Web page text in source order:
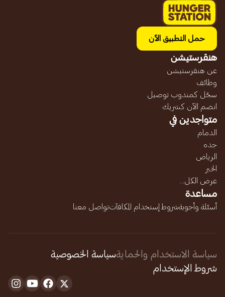
حمل التطبيق الآن
هنقرستيشن
عن هنقرستيشن
وظائف
سجّل كمندوب توصيل
انضم الآن كشريك
متواجدين في
الدمام
جده
الرياض
الخبر
عرض الكل...
مساعدة
أسئلة وأجوبةشروط إستخدام المكافآتتواصل معنا
سياسة الاستخدام والحمايةسياسة الخصوصية
شروط الإستخدام